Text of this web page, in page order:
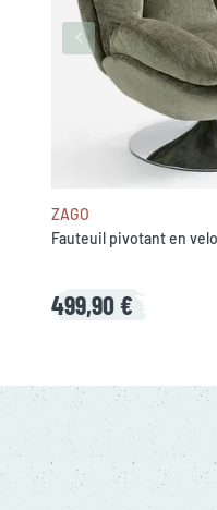
ZAGO
Fauteuil pivotant en
499,90 €